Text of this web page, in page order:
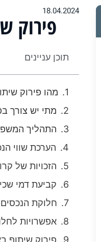
18.04.2024
פירוק
תוכן עניינים
מהו פירוק
מתי יש צורך
התהליך
הערכת שווי
הזכויות של
קביעת דמי
חלוקת הנכסים
אפשרויות
פירוק שיתוף